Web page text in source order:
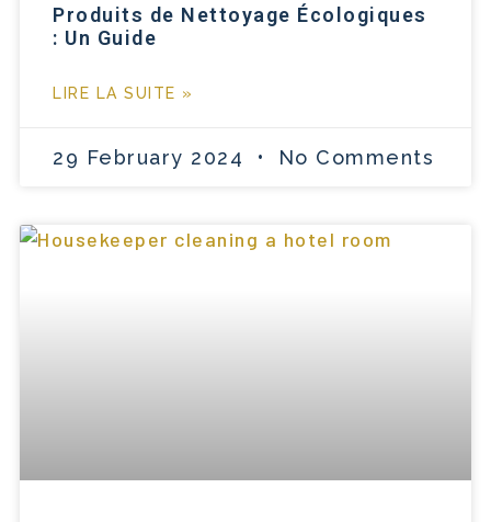
Produits de Nettoyage Écologiques
: Un Guide
LIRE LA SUITE »
29 February 2024 No Comments